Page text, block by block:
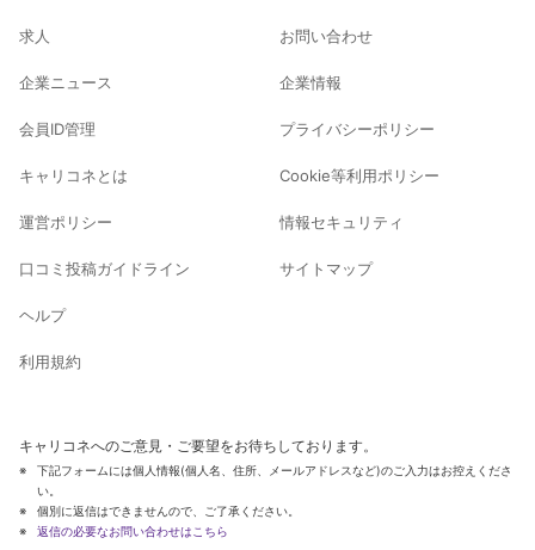
求人
企業ニュース
会員ID管理
キャリコネとは
運営ポリシー
口コミ投稿ガイドライン
ヘルプ
利用規約
お問い合わせ
企業情報
プライバシーポリシー
Cookie等利用ポリシー
情報セキュリティ
サイトマップ
キャリコネへのご意見・ご要望をお待ちしております。
下記フォームには個人情報(個人名、住所、メールアドレスなど)のご入力はお控えくださ
い。
個別に返信はできませんので、ご了承ください。
返信の必要なお問い合わせはこちら